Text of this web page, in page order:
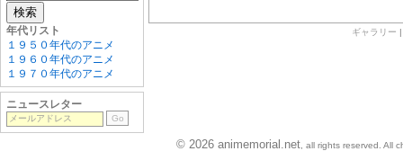
ギャラリー
年代リスト
１９５０年代のアニメ
１９６０年代のアニメ
１９７０年代のアニメ
ニュースレター
© 2026 animemorial.net , all rights reserved. All